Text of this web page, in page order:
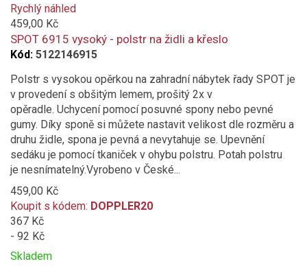
added
to
compare
Rychlý náhled
459,00 Kč
SPOT 6915 vysoký - polstr na židli a křeslo
Kód: 5122146915
Polstr s vysokou opěrkou na zahradní nábytek řady SPOT je
v provedení s obšitým lemem, prošitý 2x v
opěradle. Uchycení pomocí posuvné spony nebo pevné
gumy. Díky sponě si můžete nastavit velikost dle rozměru a
druhu židle, spona je pevná a nevytahuje se. Upevnění
sedáku je pomocí tkaniček v ohybu polstru. Potah polstru
je nesnímatelný.Vyrobeno v České...
459,00 Kč
Koupit s kódem: DOPPLER20
367 Kč
- 92 Kč
Skladem